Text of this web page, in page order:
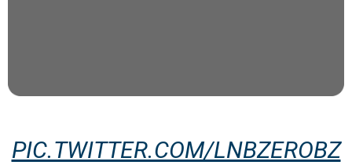
PIC.TWITTER.COM/LNBZEROBZ